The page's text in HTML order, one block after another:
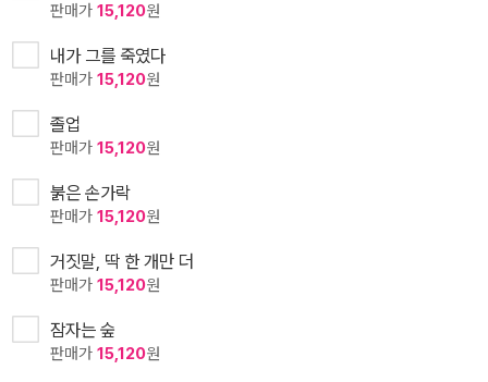
판매가 15,120원
내가 그를 죽였다
판매가 15,120원
졸업
판매가 15,120원
붉은 손가락
판매가 15,120원
거짓말, 딱 한 개만 더
판매가 15,120원
잠자는 숲
판매가 15,120원